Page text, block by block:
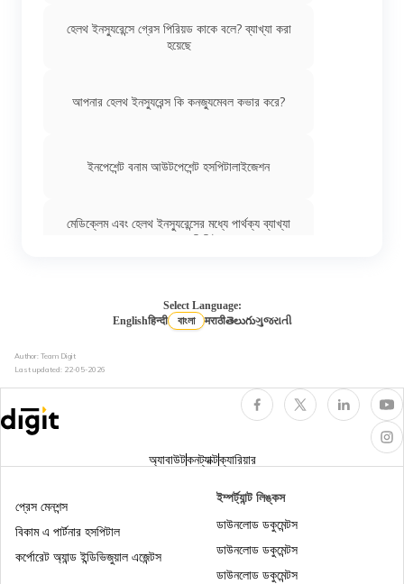
হেলথ ইনস্যুরেন্সে গ্রেস পিরিয়ড কাকে বলে? ব্যাখ্যা করা
হয়েছে
আপনার হেলথ ইনস্যুরেন্স কি কনজ্যুমেবল কভার করে?
ইনপেশেন্ট বনাম আউটপেশেন্ট হসপিটালাইজেশন
মেডিক্লেম এবং হেলথ ইনস্যুরেন্সের মধ্যে পার্থক্য ব্যাখ্যা
করা হয়েছে | ডিজিট
মেডিক্লেম পলিসি
প্রবীণ নাগরিকদের জন্য হেলথ ইন্স্যুরেন্স
হেলথ ইন্স্যুরেন্সে কিউমুলেটিভ বোনাস : 100% পর্যন্ত নো
ক্লেম বোনাস ডিসকাউন্ট
Select Language:
Englishहिन्दी বাংলা मराठीతెలుగుગુજરાતી
Author: Team Digit
Last updated: 22-05-2026
অ্যাবাউটকনট্যাক্টক্যারিয়ার
প্রেস মেনশন্স
বিকাম এ পার্টনার হসপিটাল
কর্পোরেট অ্যান্ড ইন্ডিভিজুয়াল এজেন্টস
ইম্পর্ট্যান্ট লিঙ্কস
ডাউনলোড ডকুমেন্টস
ডাউনলোড ডকুমেন্টস
ডাউনলোড ডকুমেন্টস